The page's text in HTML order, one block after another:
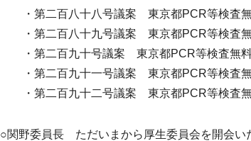
・第二百八十八号議案 東京都PCR等検査無
・第二百八十九号議案 東京都PCR等検査無
・第二百九十号議案 東京都PCR等検査無料
・第二百九十一号議案 東京都PCR等検査無
・第二百九十二号議案 東京都PCR等検査無
○関野委員長 ただいまから厚生委員会を開会い